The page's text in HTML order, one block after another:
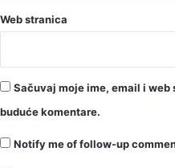
Web stranica
Sačuvaj moje ime, email i web
buduće komentare.
Notify me of follow-up